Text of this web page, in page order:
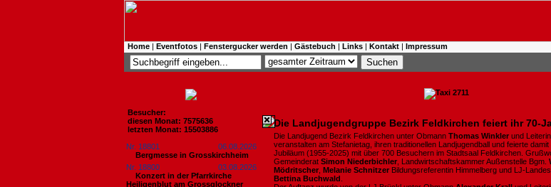
Home | Eventfotos | Fenstergucker werden | Gästebuch | Links | Kontakt | Impressum
Besucher:
diesen Monat: 7575636
letzten Monat: 15503886
Nr. 18801
06.08.2026
Bergmesse in Grosskirchheim
Nr. 18800
03.08.2026
Konzert in der Pfarrkirche
Heiligenblut am Grossglockner
Die Landjugendgruppe Bezirk Feldkirchen feiert ihr 70-
Die Landjugend Bezirk Feldkirchen unter Obmann Thomas Winkler und Leiterin
veranstalten am Stefanietag, ihren traditionellen Landjugendball und feierte
Jubiläum (1955-2025) mit über 700 Besuchern im Stadtsaal Feldkirchen.
Gemeinderat Simon Niederbichler , Landwirtschaftskammer Außenstelle Bgm.
Mödritscher Melanie Schnitzer Bildungsreferentin Himmelberg und LJ-
Bettina Buchwald